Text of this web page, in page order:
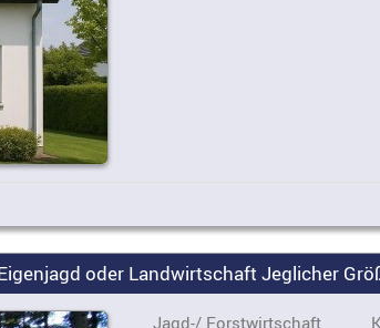
oder Landwirtschaft Jeglicher
Jagd-/ Forstwirtschaft